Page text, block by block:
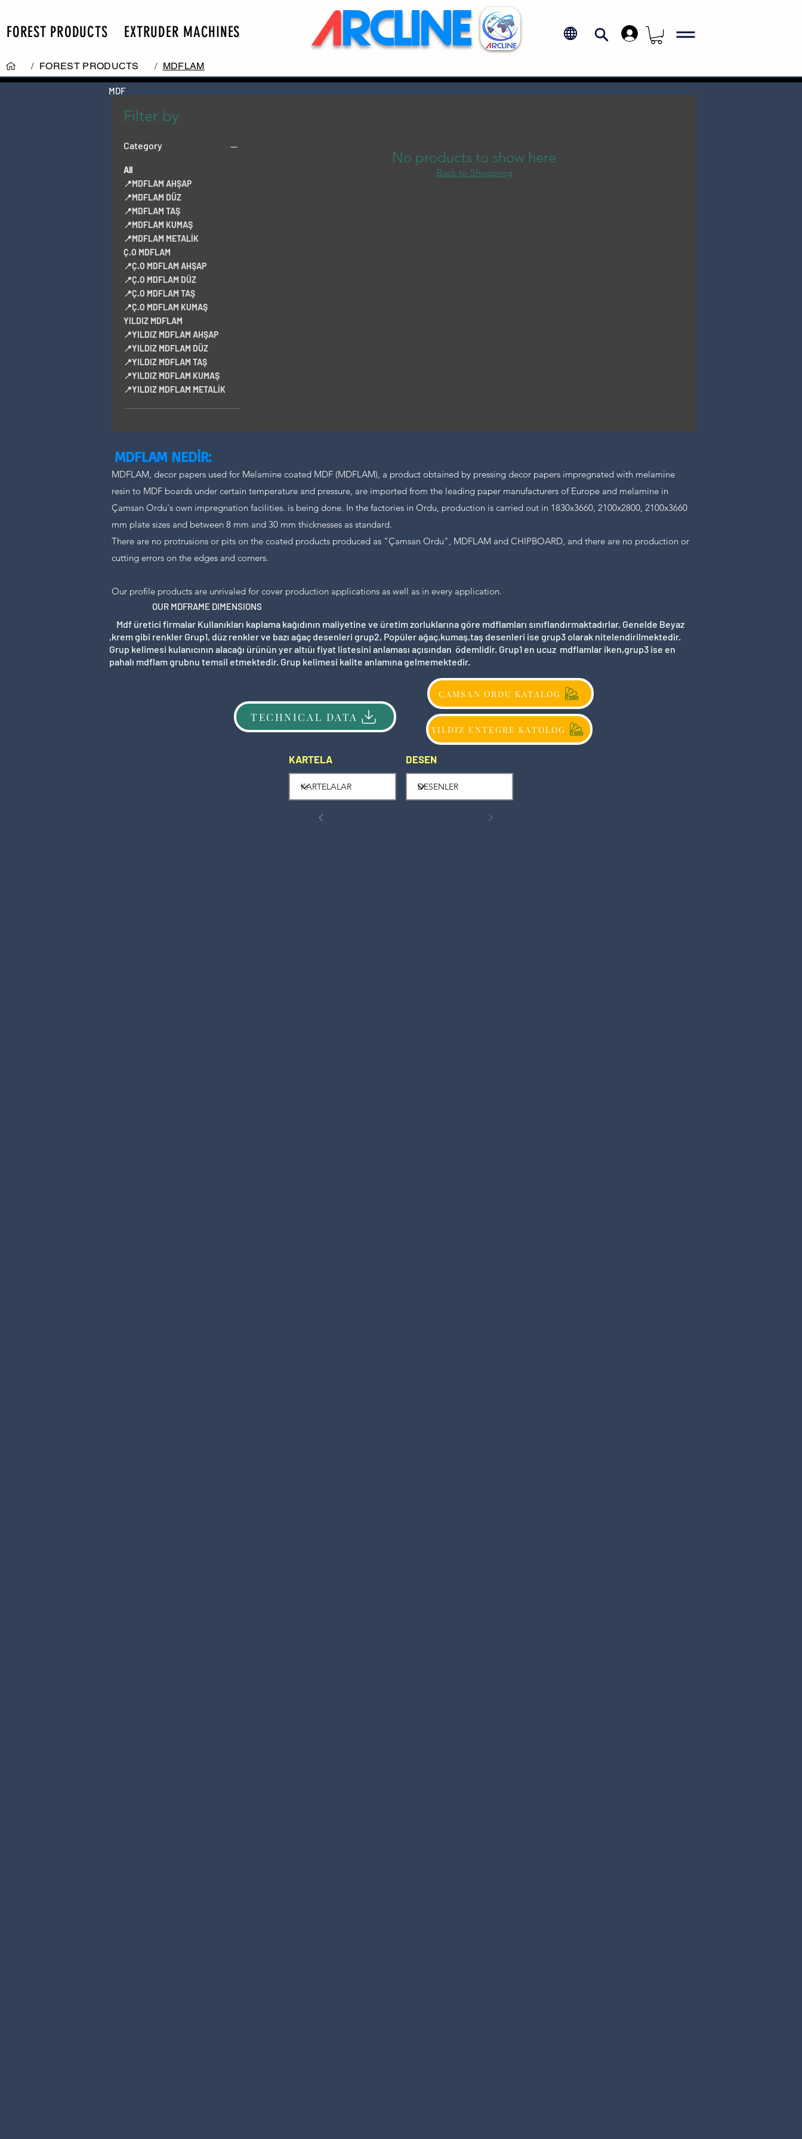
FOREST PRODUCTS EXTRUDER MACHINES ARCLINE .
/ FOREST PRODUCTS / MDFLAM
MDF
Filter by
Category
All
📍MDFLAM AHŞAP
📍MDFLAM DÜZ
📍MDFLAM TAŞ
📍MDFLAM KUMAŞ
📍MDFLAM METALİK
Ç.O MDFLAM
📍Ç.O MDFLAM AHŞAP
📍Ç.O MDFLAM DÜZ
📍Ç.O MDFLAM TAŞ
📍Ç.O MDFLAM KUMAŞ
YILDIZ MDFLAM
📍YILDIZ MDFLAM AHŞAP
📍YILDIZ MDFLAM DÜZ
📍YILDIZ MDFLAM TAŞ
📍YILDIZ MDFLAM KUMAŞ
📍YILDIZ MDFLAM METALİK
No products to show here
Back to Shopping
MDFLAM, decor papers used for Melamine coated MDF (MDFLAM), a product obtained by pressing decor papers impregnated with melamine
resin to MDF boards under certain temperature and pressure, are imported from the leading paper manufacturers of Europe and melamine in
Çamsan Ordu's own impregnation facilities. is being done. In the factories in Ordu, production is carried out in 1830x3660, 2100x2800, 2100x3660
mm plate sizes and between 8 mm and 30 mm thicknesses as standard.
There are no protrusions or pits on the coated products produced as "Çamsan Ordu", MDFLAM and CHIPBOARD, and there are no production or
cutting errors on the edges and corners.
Our profile products are unrivaled for cover production applications as well as in every application.
MDFLAM NEDİR:
OUR MDFRAME DIMENSIONS
Mdf üretici firmalar Kullanıkları kaplama kağıdının maliyetine ve üretim zorluklarına göre mdflamları sınıflandırmaktadırlar. Genelde Beyaz
,krem gibi renkler Grup1, düz renkler ve bazı ağaç desenleri grup2, Popüler ağaç,kumaş,taş desenleri ise grup3 olarak nitelendirilmektedir.
Grup kelimesi kulanıcının alacağı ürünün yer altıüı fiyat listesini anlaması açısından ödemlidir. Grup1 en ucuz mdflamlar iken,grup3 ise en
pahalı mdflam grubnu temsil etmektedir. Grup kelimesi kalite anlamına gelmemektedir.
TECHNICAL DATA
KARTELA
ÇAMSAN ORDU KATALOG
YILDIZ ENTEGRE KATOLOG
DESEN